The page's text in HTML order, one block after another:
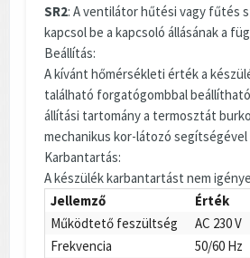
SR2: A ventilátor hűtési vagy fűtés
kapcsol be a kapcsoló állásának a
Beállítás:
A kívánt hőmérsékleti érték a
található forgatógombbal
állítási tartomány a termosztát
mechanikus kor-látozó
Karbantartás:
A készülék karbantartást nem
Jellemző
Érték
Működtető feszültség
AC 230 V
Frekvencia
50/60 Hz